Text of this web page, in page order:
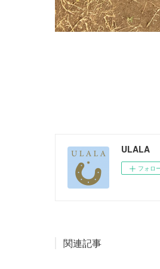
ULALA
フォロ
関連記事